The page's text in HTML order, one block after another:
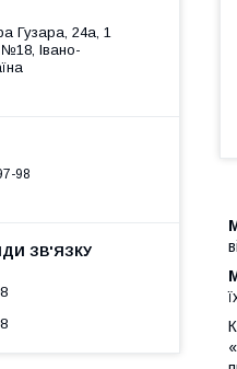
Гузара, 24а, 1
Івано-
98